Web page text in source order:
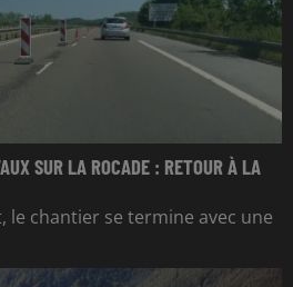
SUR LA ROCADE : RETOUR À LA
le chantier se termine avec une